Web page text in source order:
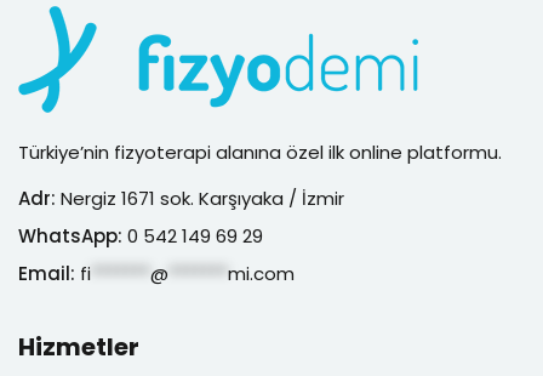
Türkiye’nin fizyoterapi alanına özel ilk online platformu.
Adr: Nergiz 1671 sok. Karşıyaka / İzmir
WhatsApp: 0 542 149 69 29
Email: fi @ mi.com
Hizmetler